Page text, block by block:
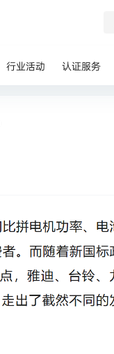
行业活动 认证服务